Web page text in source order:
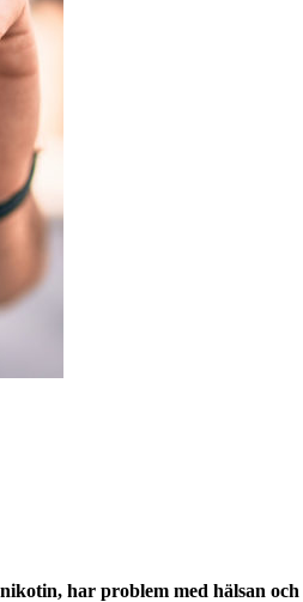
har problem med hälsan